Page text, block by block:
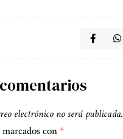
electrónico no será publicada.
con*